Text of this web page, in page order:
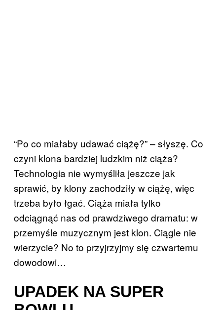
“Po co miałaby udawać ciążę?” – słyszę. Co
czyni klona bardziej ludzkim niż ciąża?
Technologia nie wymyśliła jeszcze jak
sprawić, by klony zachodziły w ciążę, więc
trzeba było łgać. Ciąża miała tylko
odciągnąć nas od prawdziwego dramatu: w
przemyśle muzycznym jest klon. Ciągle nie
wierzycie? No to przyjrzyjmy się czwartemu
dowodowi…
UPADEK NA SUPER